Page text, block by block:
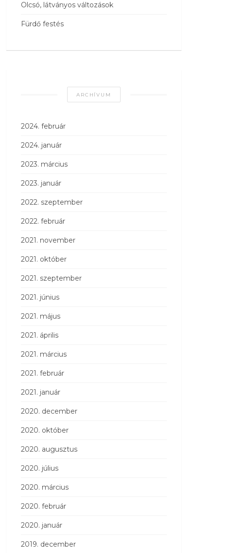
Olcsó, látványos változások
Fürdő festés
ARCHÍVUM
2024. február
2024. január
2023. március
2023. január
2022. szeptember
2022. február
2021. november
2021. október
2021. szeptember
2021. június
2021. május
2021. április
2021. március
2021. február
2021. január
2020. december
2020. október
2020. augusztus
2020. július
2020. március
2020. február
2020. január
2019. december